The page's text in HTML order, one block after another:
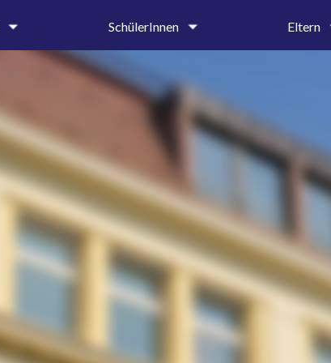
SchülerInnen
Oberstufe
Mittel- und Unterstufe
Ehemalige und Förderer
Schülerbibliothek
Hilfe & Beratung
Beratungslehrerin
Schulsozialarbeiterin
Handlungsleitfaden
Eltern
Beurlaubungen
Elternbriefe
Schulprospekt
Ehemalige